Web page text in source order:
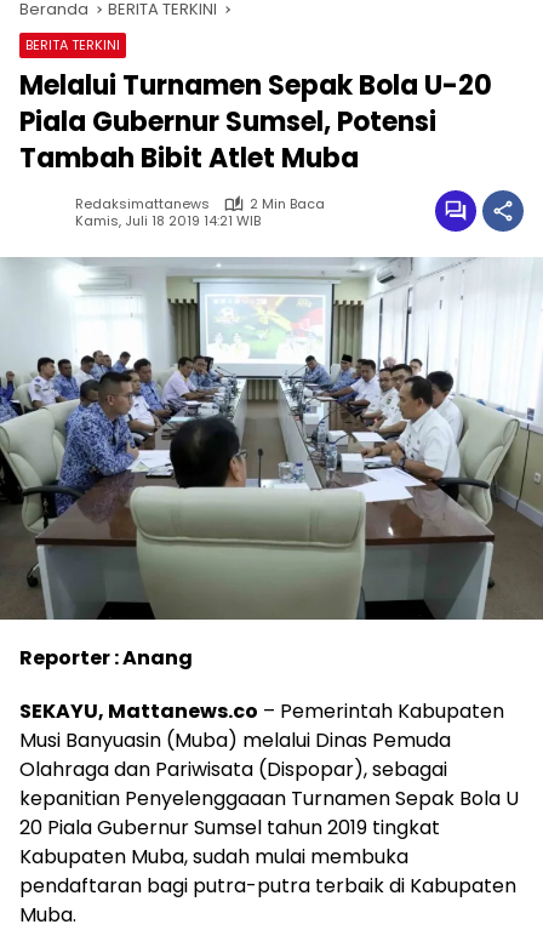
Beranda BERITA TERKINI
BERITA TERKINI
Melalui Turnamen Sepak Bola U-20
Piala Gubernur Sumsel, Potensi
Tambah Bibit Atlet Muba
Redaksimattanews
2 Min Baca
Kamis, Juli 18 2019 14:21 WIB
Reporter : Anang
SEKAYU, Mattanews.co – Pemerintah Kabupaten
Musi Banyuasin (Muba) melalui Dinas Pemuda
Olahraga dan Pariwisata (Dispopar), sebagai
kepanitian Penyelenggaaan Turnamen Sepak Bola U
20 Piala Gubernur Sumsel tahun 2019 tingkat
Kabupaten Muba, sudah mulai membuka
pendaftaran bagi putra-putra terbaik di Kabupaten
Muba.